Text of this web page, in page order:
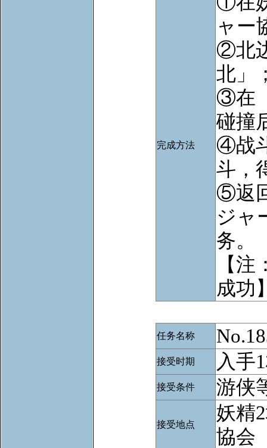
完成方法
ャー
②北
北」
③在
碰撞
④战
斗，
⑤返
ジャ
务。
【
成功
任务名称
接受时期 入手
接受条件 游侠
接受地点
妖精
協会